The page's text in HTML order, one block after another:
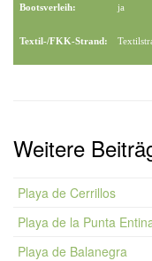
Bootsverleih: ja
Textil-/FKK-Strand:
Weitere
Playa de Cerrillos
Playa de la Punta
Playa de Balanegra